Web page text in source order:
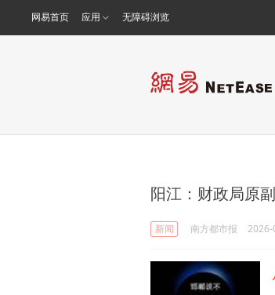
网易首页 应用 无障碍浏览
阳江：财政局原副
新闻 南方都市报